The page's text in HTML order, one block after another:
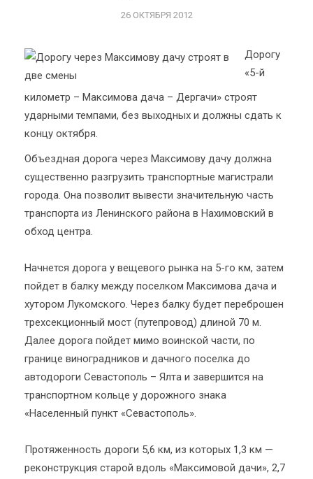
26 ОКТЯБРЯ 2012
Дорогу
«5-й
километр – Максимова дача – Дергачи» строят
ударными темпами, без выходных и должны сдать к
концу октября.
Объездная дорога через Максимову дачу должна
существенно разгрузить транспортные магистрали
города. Она позволит вывести значительную часть
транспорта из Ленинского района в Нахимовский в
обход центра.
Начнется дорога у вещевого рынка на 5-го км, затем
пойдет в балку между поселком Максимова дача и
хутором Лукомского. Через балку будет переброшен
трехсекционный мост (путепровод) длиной 70 м.
Далее дорога пойдет мимо воинской части, по
границе виноградников и дачного поселка до
автодороги Севастополь – Ялта и завершится на
транспортном кольце у дорожного знака
«Населенный пункт «Севастополь».
Протяженность дороги 5,6 км, из которых 1,3 км —
реконструкция старой вдоль «Максимовой дачи», 2,7